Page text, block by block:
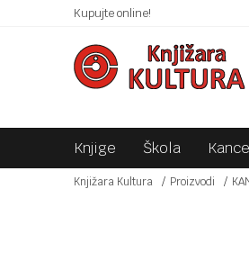
Kupujte online!SIGURNO
Knjige Škola
Knjižara Kultura Proizvodi